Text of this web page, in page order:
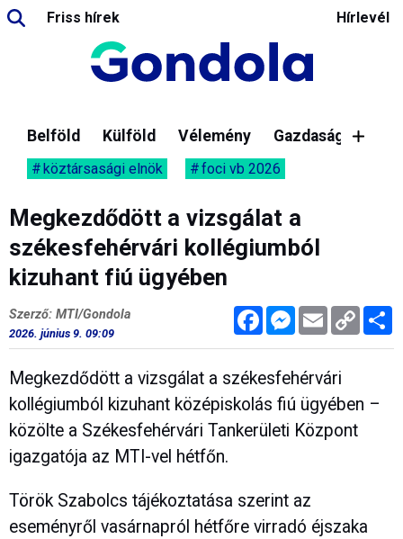
Friss hírek Hírlevél
Belföld Külföld Vélemény Gazdaság
köztársasági elnök foci vb 2026
Megkezdődött a vizsgálat a
székesfehérvári kollégiumból
kizuhant fiú ügyében
FacebookMessenger
Email Copy
Link
Szerző: MTI/Gondola
2026. június 9. 09:09
Megkezdődött a vizsgálat a székesfehérvári
kollégiumból kizuhant középiskolás fiú ügyében –
közölte a Székesfehérvári Tankerületi Központ
igazgatója az MTI-vel hétfőn.
Török Szabolcs tájékoztatása szerint az
eseményről vasárnapról hétfőre virradó éjszaka